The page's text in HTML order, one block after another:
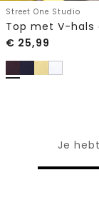
Street One Studio
Top met V-hals
€ 25,99
Je